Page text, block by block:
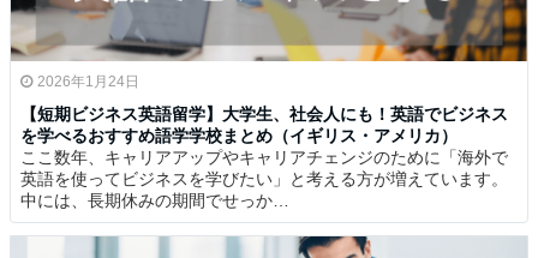
2026年1月24日
【短期ビジネス英語留学】大学生、社会人にも！英語でビジネス
を学べるおすすめ語学学校まとめ（イギリス・アメリカ）
ここ数年、キャリアアップやキャリアチェンジのために「海外で
英語を使ってビジネスを学びたい」と考える方が増えています。
中には、長期休みの期間でせっか…